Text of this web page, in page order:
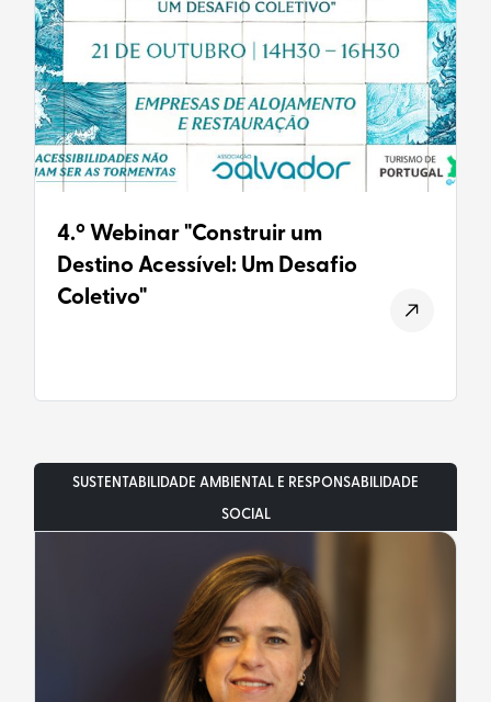
4.º Webinar "Construir um
Destino Acessível: Um Desafio
Coletivo"
SUSTENTABILIDADE AMBIENTAL E RESPONSABILIDADE
SOCIAL